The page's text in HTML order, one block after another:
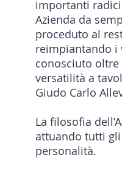
importanti
Azienda da
proceduto al
reimpiantando i
conosciuto
versatilità a
Giudo Carlo
La filosofia
attuando tutti
personalità.